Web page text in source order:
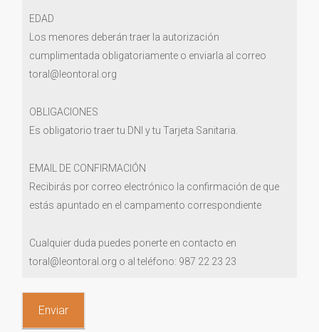
EDAD
Los menores deberán traer la autorización
cumplimentada obligatoriamente o enviarla al correo
toral@leontoral.org
OBLIGACIONES
Es obligatorio traer tu DNI y tu Tarjeta Sanitaria.
EMAIL DE CONFIRMACIÓN
Recibirás por correo electrónico la confirmación de que
estás apuntado en el campamento correspondiente
Cualquier duda puedes ponerte en contacto en
toral@leontoral.org o al teléfono: 987 22 23 23